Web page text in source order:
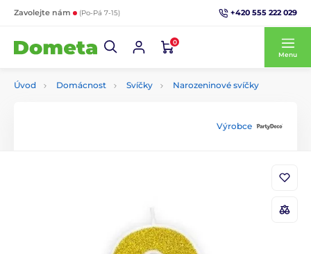
Zavolejte nám (Po-Pá 7-15) +420 555 222 029
0
Menu
Úvod Domácnost Svíčky Narozeninové svíčky
Výrobce